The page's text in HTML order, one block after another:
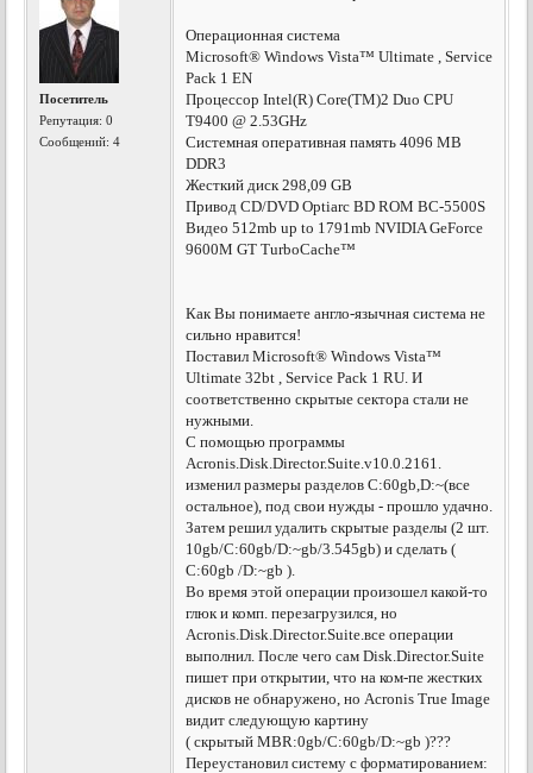
Посетитель
Репутация:0
Сообщений: 4
Операционная система
Microsoft® Windows Vista™ Ultimate , Service
Pack 1 EN
Процессор Intel(R) Core(TM)2 Duo CPU
T9400 @ 2.53GHz
Системная оперативная память 4096 MB
DDR3
Жесткий диск 298,09 GB
Привод CD/DVD Optiarc BD ROM BC-5500S
Видео 512mb up to 1791mb NVIDIA GeForce
9600M GT TurboCache™
Как Вы понимаете англо-язычная система не
сильно нравится!
Поставил Microsoft® Windows Vista™
Ultimate 32bt , Service Pack 1 RU. И
соответственно скрытые сектора стали не
нужными.
С помощью программы
Acronis.Disk.Director.Suite.v10.0.2161.
изменил размеры разделов C:60gb,D:~(все
остальное), под свои нужды - прошло удачно.
Затем решил удалить скрытые разделы (2 шт.
10gb/С:60gb/D:~gb/3.545gb) и сделать (
C:60gb /D:~gb ).
Во время этой операции произошел какой-то
глюк и комп. перезагрузился, но
Acronis.Disk.Director.Suite.все операции
выполнил. После чего сам Disk.Director.Suite
пишет при открытии, что на ком-пе жестких
дисков не обнаружено, но Acronis True Image
видит следующую картину
( скрытый MBR:0gb/С:60gb/D:~gb )???
Переустановил систему с форматированием: